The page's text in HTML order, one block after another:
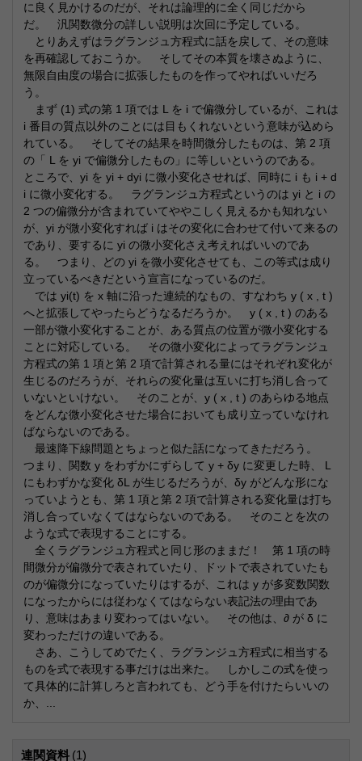
に良く見かけるのだが、それは論理的に全く同じだから
だ。 汎関数微分の詳しい説明は次回に予定している。
とりあえずはラグランジュ方程式に話を戻して、その意味
を再確認しておこうか。 そしてその本質を壊さぬように、
無限自由度の場合に拡張したものを作ってやればいいだろ
う。
まず (1) 式の第 1 項では L を i で偏微分しているが、これは
i 番目の質点以外のことには目もくれないという意味が込めら
れている。 そしてその結果を時間微分したものは、第 2 項
の「 L を yi で偏微分したもの」に等しいというのである。
ところで、yi を yi + dyi に微小変化させれば、同時に i も i + d
i に微小変化する。 ラグランジュ方程式というのは yi と i の
2 つの偏微分が含まれていてややこしく見えるかも知れない
が、yi が微小変化すれば i はその変化に合わせて付いて来るの
であり、要するに yi の微小変化さえ考えればいいのであ
る。 つまり、どの yi を微小変化させても、この等式は成り
立っているべきだという宣言になっているのだ。
では yi(t) を x 軸に沿った連続的なもの、すなわち y ( x , t )
へと拡張してやったらどうなるだろうか。 y ( x , t ) のある
一部が微小変化することが、ある質点の位置が微小変化する
ことに対応している。 その微小変化によってラグランジュ
方程式の第 1 項と第 2 項で計算される量にはそれぞれ変化が
生じるのだろうが、それらの変化量は互いに打ち消し合って
いないといけない。 そのことが、y ( x , t ) のあらゆる地点
をどんな微小変化させた場合においても成り立っていなけれ
ばならないのである。
最速降下線問題とちょっと似た話になってきただろう。
つまり、関数 y をわずかにずらして y + δy に変更した時、 L
にもわずかな変化 δL が生じるだろうが、δy がどんな形にな
っていようとも、第 1 項と第 2 項で計算される変化量は打ち
消し合っていなくてはならないのである。 そのことを次の
ような式で表現することにする。
全くラグランジュ方程式と同じ形のままだ！ 第 1 項の時
間微分が偏微分で表されていたり、ドットで表されていたも
のが偏微分になっていたりはするが、これは y が多変数関数
になったからには従わなくてはならない表記法の理由であ
り、意味はあまり変わってはいない。 その他は、∂ が δ に
変わっただけの違いである。
さあ、こうしてめでたく、ラグランジュ方程式に相当する
ものを式で表現する事だけは出来た。 しかしこの式を使っ
て具体的に計算しろと言われても、どう手を付けたらいいの
か、...
連関資料 (1)